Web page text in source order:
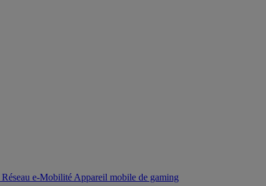
Réseau e-Mobilité Appareil mobile de gaming